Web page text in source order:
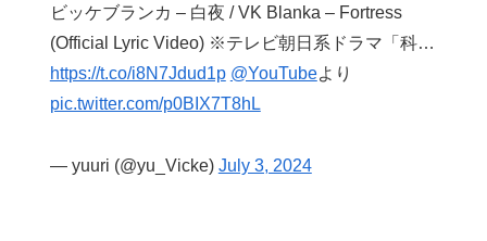
ビッケブランカ – 白夜 / VK Blanka – Fortress
(Official Lyric Video) ※テレビ朝日系ドラマ「科…
https://t.co/i8N7Jdud1p @YouTubeより
pic.twitter.com/p0BIX7T8hL
— yuuri (@yu_Vicke) July 3, 2024